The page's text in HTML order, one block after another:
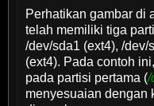
Perhatikan gambar di
telah memiliki tiga
/dev/sda1 (ext4), /
(ext4). Pada contoh ini,
pada partisi pertama (/
menyesuaian dengan